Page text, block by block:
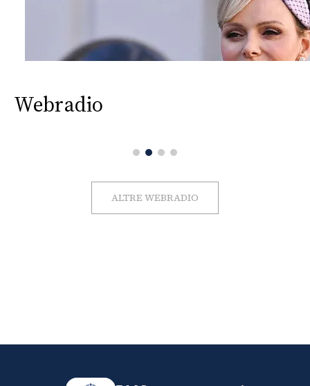
Webradio
ALTRE WEBRADIO